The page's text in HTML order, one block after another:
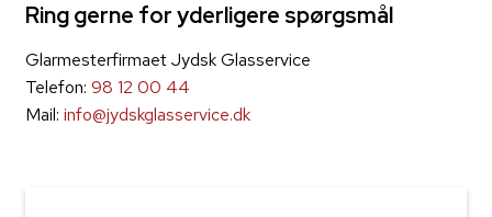
Ring gerne for yderligere spørgsmål
Glarmesterfirmaet Jydsk Glasservice
Telefon: 98 12 00 44
Mail: info@jydskglasservice.dk